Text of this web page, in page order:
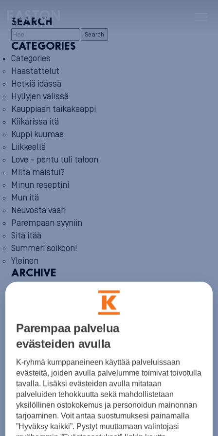
SEARCH
Search
CATEGORIES
Categories
Haastattelut
Hetkiä idässä
Hyllyjen välissä
Kauppiaan taikakaappi
Kiikarissa itä
Kuppi kuumaa
Liikkeellä
Love – pentu tuli taloon
Miltä maistui?
Minun reseptini
Mun itä
Neuvosta vaari
Parempaan syyniin
Sitä itää
Summeri soikoon!
Yleinen
ARCHIVE
August 2026(1)
April 2026
March 2026 (8)
February 2026(5)
December 2025(8)
November 2025(7)
October 2025 (8)
September 2025 (5)
August 2025
July 2025
(7)
June 2025(7)
May 2025(6)
Parempaa palvelua
evästeiden avulla
K-ryhmä kumppaneineen käyttää palveluissaan
evästeitä, joiden avulla palvelumme toimivat toivotulla
tavalla. Lisäksi evästeiden avulla mitataan
palveluiden tehokkuutta sekä mahdollistetaan
yksilöllinen ostokokemus ja personoidun mainonnan
tarjoaminen. Voit antaa suostumuksesi painamalla
”Hyväksy kaikki”. Pystyt muuttamaan valintojasi